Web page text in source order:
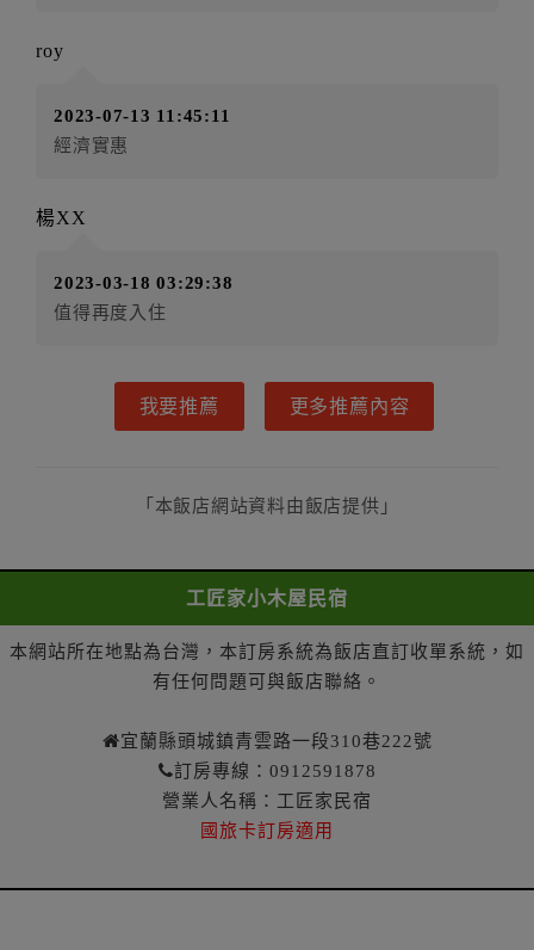
甲方解約時，應通知乙方，並得要求乙方依下列標
一、甲方解約通知於預定住宿日前第十四日以前到達
者，得請求乙方退還已付定金百分之百。
三、甲方解約通知於預定住宿日前第七日至第九日到達
四、甲方解約通知於預定住宿日前第四日至第六日到達
者，得請求乙方退還已付定金百分之四十。
六、甲方解約通知於預定住宿日前第一日到達者，得請
求乙方退還已付定金百分之二十。
知者，乙方得不退還甲方已付全部定金。
乙方於一年內保留已付金額作為甲方日後消費折抵使
制，如不得與其他優惠方案合併使用等。
二、 甲方解約通知於預定住宿日當日到達或未為解
第八條（契約變更）
甲方於訂房後，要求變更住宿日期、住宿天數、房
型、房間數量，經乙方同意者，甲方不需支付因變更所
乙方無法履行訂房契約時，應即通知甲方。
roy
2023-07-13 11:45:11
經濟實惠
楊XX
2023-03-18 03:29:38
值得再度入住
我要推薦 更多推薦內容
「本飯店網站資料由飯店提供」
工匠家小木屋民宿
本網站所在地點為台灣，本訂房系統為飯店直訂收單系統，如
有任何問題可與飯店聯絡。
宜蘭縣頭城鎮青雲路一段310巷222號
訂房專線：0912591878
營業人名稱：工匠家民宿
國旅卡訂房適用